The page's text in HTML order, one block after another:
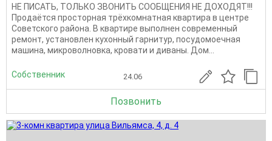
НЕ ПИСАТЬ, ТОЛЬКО ЗВОНИТЬ СООБЩЕНИЯ НЕ ДОХОДЯТ!!!
Продаётся просторная трёхкомнатная квартира в центре
Советского района. В квартире выполнен современный
ремонт, установлен кухонный гарнитур, посудомоечная
машина, микроволновка, кровати и диваны. Дом...
Собственник 24.06
Позвонить